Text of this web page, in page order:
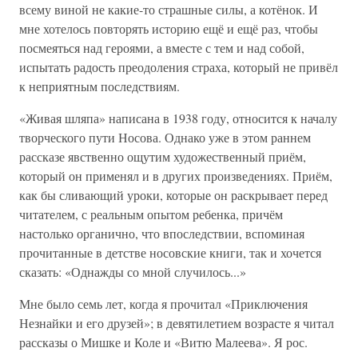
всему виной не какие-то страшные силы, а котёнок. И
мне хотелось повторять историю ещё и ещё раз, чтобы
посмеяться над героями, а вместе с тем и над собой,
испытать радость преодоления страха, который не привёл
к неприятным последствиям.
«Живая шляпа» написана в 1938 году, относится к началу
творческого пути Носова. Однако уже в этом раннем
рассказе явственно ощутим художественный приём,
который он применял и в других произведениях. Приём,
как бы сливающий уроки, которые он раскрывает перед
читателем, с реальным опытом ребенка, причём
настолько органично, что впоследствии, вспоминая
прочитанные в детстве носовские книги, так и хочется
сказать: «Однажды со мной случилось...»
Мне было семь лет, когда я прочитал «Приключения
Незнайки и его друзей»; в девятилетием возрасте я читал
рассказы о Мишке и Коле и «Витю Малеева». Я рос.